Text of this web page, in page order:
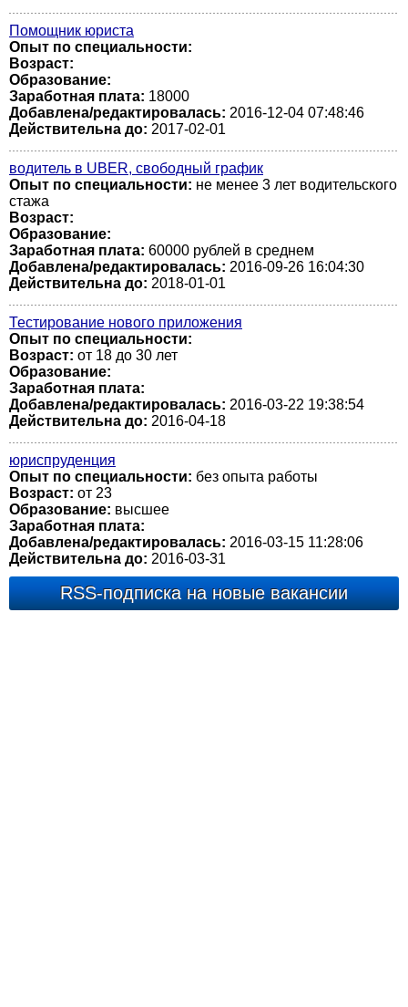
Помощник юриста
Опыт по специальности:
Возраст:
Образование:
Заработная плата: 18000
Добавлена/редактировалась: 2016-12-04 07:48:46
Действительна до: 2017-02-01
водитель в UBER, свободный график
Опыт по специальности: не менее 3 лет водительского
стажа
Возраст:
Образование:
Заработная плата: 60000 рублей в среднем
Добавлена/редактировалась: 2016-09-26 16:04:30
Действительна до: 2018-01-01
Тестирование нового приложения
Опыт по специальности:
Возраст: от 18 до 30 лет
Образование:
Заработная плата:
Добавлена/редактировалась: 2016-03-22 19:38:54
Действительна до: 2016-04-18
юриспруденция
Опыт по специальности: без опыта работы
Возраст: от 23
Образование: высшее
Заработная плата:
Добавлена/редактировалась: 2016-03-15 11:28:06
Действительна до: 2016-03-31
RSS-подписка на новые вакансии